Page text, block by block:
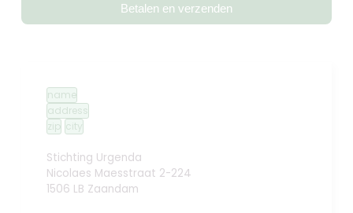
Betalen en verzenden
name
address
zip city
Stichting Urgenda
Nicolaes Maesstraat 2-224
1506 LB Zaandam